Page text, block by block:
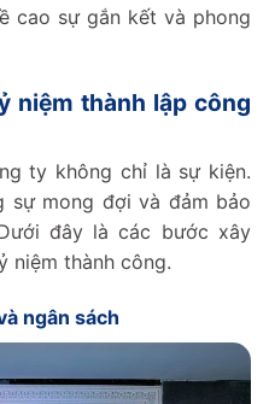
cao sự gắn kết và phong
niệm thành lập công
ty không chỉ là sự kiện.
sự mong đợi và đảm bảo
đây là các bước xây
niệm thành công.
ngân sách